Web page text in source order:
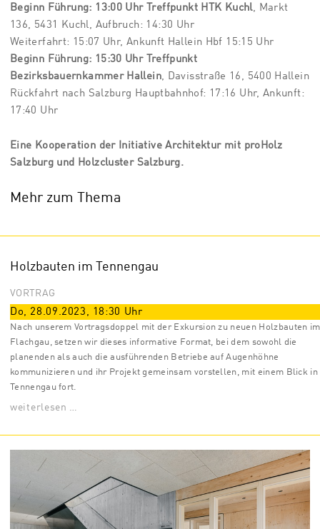
Beginn Führung: 13:00 Uhr Treffpunkt HTK Kuchl, Markt
136, 5431 Kuchl, Aufbruch: 14:30 Uhr
Weiterfahrt: 15:07 Uhr, Ankunft Hallein Hbf 15:15 Uhr
Beginn Führung: 15:30 Uhr Treffpunkt
Bezirksbauernkammer Hallein, Davisstraße 16, 5400 Hallein
Rückfahrt nach Salzburg Hauptbahnhof: 17:16 Uhr, Ankunft:
17:40 Uhr
Eine Kooperation der Initiative Architektur mit proHolz
Salzburg und Holzcluster Salzburg.
Mehr zum Thema
Holzbauten im Tennengau
VORTRAG
Do, 28.09.2023, 18:30 Uhr
Nach unserem Vortragsdoppel mit der Exkursion zu neuen Holzbauten im
Flachgau, setzen wir dieses informative Format, bei dem sowohl die
planenden als auch die ausführenden Betriebe auf Augenhöhne
kommunizieren und ihr Projekt gemeinsam vorstellen, mit einem Blick in
Tennengau fort.
weiterlesen …